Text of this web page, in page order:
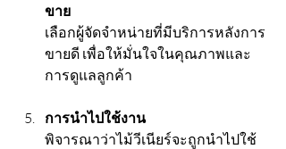
ขาย
เลือกผู้จัดจำหน่ายที่มีบริการหลังการ
ขายดี เพื่อให้มั่นใจในคุณภาพและ
การดูแลลูกค้า
การนำไปใช้งาน
พิจารณาว่าไม้วีเนียร์จะถูกนำไปใช้